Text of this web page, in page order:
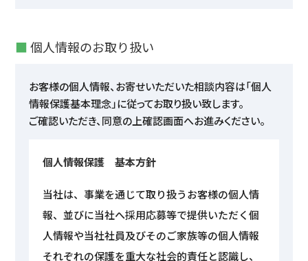
■個人情報のお取り扱い
お客様の個人情報、お寄せいただいた相談内容は「個人
情報保護基本理念」に従ってお取り扱い致します。
ご確認いただき、同意の上確認画面へお進みください。
個人情報保護 基本方針
当社は、事業を通じて取り扱うお客様の個人情
報、並びに当社へ採用応募等で提供いただく個
人情報や当社社員及びそのご家族等の個人情報
それぞれの保護を重大な社会的責任と認識し、